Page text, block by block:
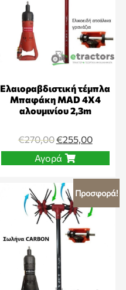
Ελαιοραβδιστική τέμπλα
Μπαφάκη MAD 4Χ4
αλουμινίου 2,3m
€270,00€255,00
Αγορά
Προσφορά!